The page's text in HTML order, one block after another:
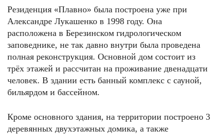
ФОТО: krupenino.com
Резиденция «Плавно» была построена уже при
Александре Лукашенко в 1998 году. Она
расположена в Березинском гидрологическом
заповеднике, не так давно внутри была проведена
полная реконструкция. Основной дом состоит из
трёх этажей и рассчитан на проживание двенадцати
человек. В здании есть банный комплекс с сауной,
бильярдом и бассейном.
Кроме основного здания, на территории построено 3
деревянных двухэтажных домика, а также